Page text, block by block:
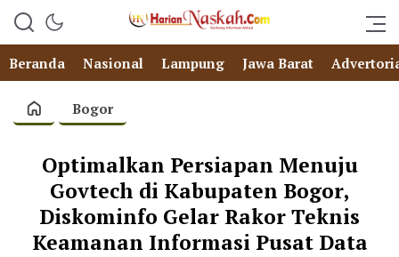
Beranda Nasional Lampung Jawa Barat
Bogor
Optimalkan Persiapan Menuju
Govtech di Kabupaten Bogor,
Diskominfo Gelar Rakor Teknis
Keamanan Informasi Pusat Data